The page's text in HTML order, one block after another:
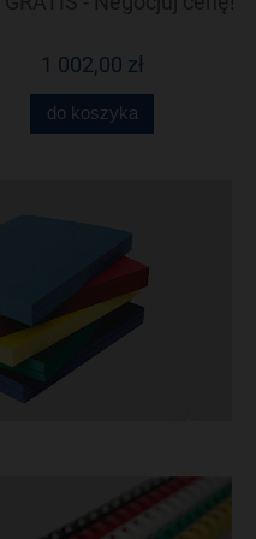
1 002,00 zł
do koszyka